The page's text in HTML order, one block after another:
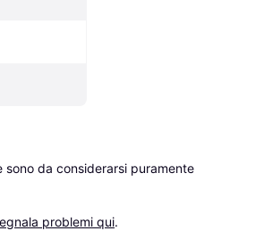
da considerarsi puramente
problemi qui.